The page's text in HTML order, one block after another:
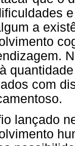
a
com
lançado